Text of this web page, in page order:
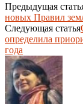
Предыдущая
новых Правил
Следующая статья
определила
года